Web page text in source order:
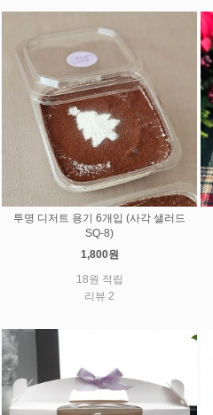
투명 디저트 용기 6개입 (사각 샐러드
SQ-8)
1,800원
18원 적립
리뷰 2